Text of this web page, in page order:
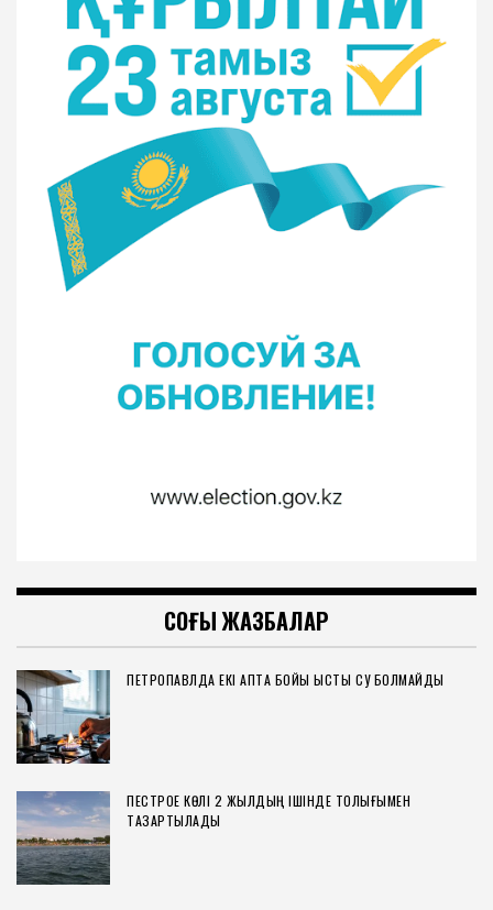
СОҢҒЫ ЖАЗБАЛАР
ПЕТРОПАВЛДА ЕКІ АПТА БОЙЫ ЫСТЫҚ СУ БОЛМАЙДЫ
ПЕСТРОЕ КӨЛІ 2 ЖЫЛДЫҢ ІШІНДЕ ТОЛЫҒЫМЕН
ТАЗАРТЫЛАДЫ